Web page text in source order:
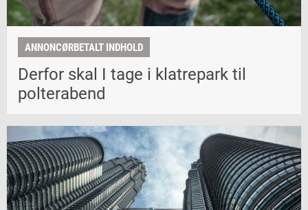
ANNONCØRBETALT INDHOLD
Derfor skal I tage i klatrepark til
polterabend